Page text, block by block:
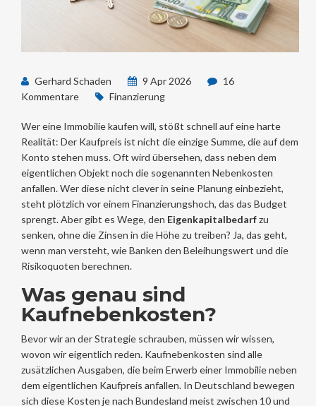
Gerhard Schaden 9 Apr 2026
16
Kommentare
Finanzierung
Wer eine Immobilie kaufen will, stößt schnell auf eine harte
Realität: Der Kaufpreis ist nicht die einzige Summe, die auf dem
Konto stehen muss. Oft wird übersehen, dass neben dem
eigentlichen Objekt noch die sogenannten Nebenkosten
anfallen. Wer diese nicht clever in seine Planung einbezieht,
steht plötzlich vor einem Finanzierungshoch, das das Budget
sprengt. Aber gibt es Wege, den Eigenkapitalbedarfzu
senken, ohne die Zinsen in die Höhe zu treiben? Ja, das geht,
wenn man versteht, wie Banken den Beleihungswert und die
Risikoquoten berechnen.
Was genau sind
Kaufnebenkosten?
Bevor wir an der Strategie schrauben, müssen wir wissen,
wovon wir eigentlich reden. Kaufnebenkosten sind alle
zusätzlichen Ausgaben, die beim Erwerb einer Immobilie neben
dem eigentlichen Kaufpreis anfallen. In Deutschland bewegen
sich diese Kosten je nach Bundesland meist zwischen 10 und